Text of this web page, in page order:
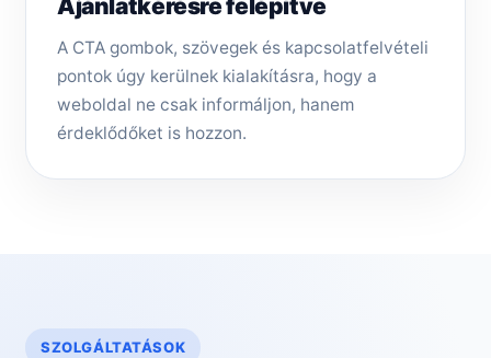
Ajánlatkérésre felépítve
A CTA gombok, szövegek és kapcsolatfelvételi
pontok úgy kerülnek kialakításra, hogy a
weboldal ne csak informáljon, hanem
érdeklődőket is hozzon.
SZOLGÁLTATÁSOK